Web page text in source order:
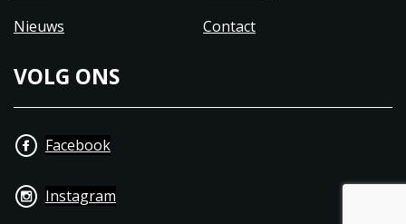
Nieuws
Contact
VOLG ONS
Facebook
Instagram